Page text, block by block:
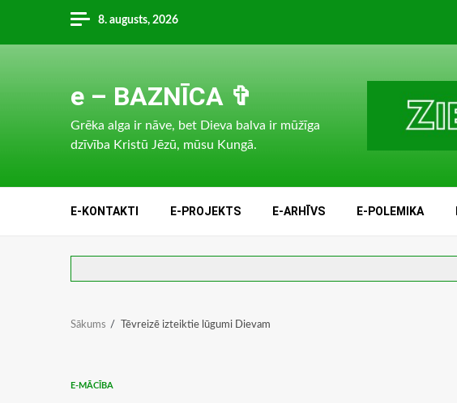
content
8. augusts, 2026
e – BAZNĪCA ✞
Grēka alga ir nāve, bet Dieva balva ir mūžīga
dzīvība Kristū Jēzū, mūsu Kungā.
E-KONTAKTI E-PROJEKTS E-ARHĪVS E-POLEMIKA
Sākums Tēvreizē izteiktie lūgumi Dievam
E-MĀCĪBA